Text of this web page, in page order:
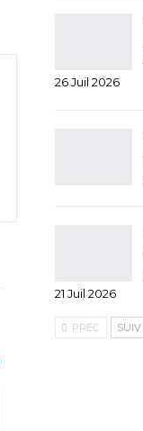
26 Juil 2026
21 Juil 2026
PRÉC. SUIV.